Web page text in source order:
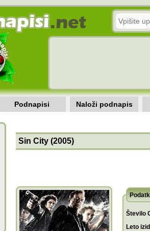
Podnapisi Naloži podnapis
Sin City (2005)
Število
Leto